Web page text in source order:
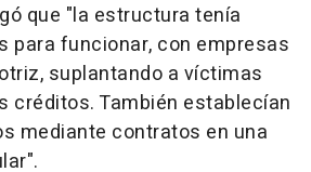
que "la estructura tenía
para funcionar, con empresas
suplantando a víctimas
créditos. También establecían
mediante contratos en una